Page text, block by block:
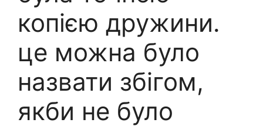
копією дружини.
це можна було
назвати збігом,
якби не було